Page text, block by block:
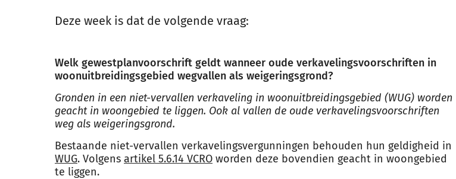
Deze week is dat de volgende vraag:
Welk gewestplanvoorschrift geldt wanneer oude verkavelingsvoorschriften in
woonuitbreidingsgebied wegvallen als weigeringsgrond?
Gronden in een niet-vervallen verkaveling in woonuitbreidingsgebied (WUG) worden
geacht in woongebied te liggen. Ook al vallen de oude verkavelingsvoorschriften
weg als weigeringsgrond.
Bestaande niet-vervallen verkavelingsvergunningen behouden hun geldigheid in
WUG. Volgens artikel 5.6.14 VCRO worden deze bovendien geacht in woongebied
te liggen.